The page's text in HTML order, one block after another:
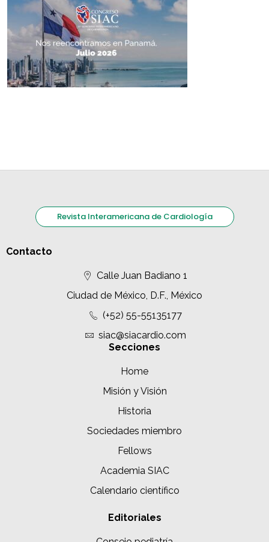
Revista Interamericana de Cardiología
Contacto
Calle Juan Badiano 1
Ciudad de México, D.F., México
(+52) 55-55135177
siac@siacardio.com
Secciones
Home
Misión y Visión
Historia
Sociedades miembro
Fellows
Academia SIAC
Calendario científico
Editoriales